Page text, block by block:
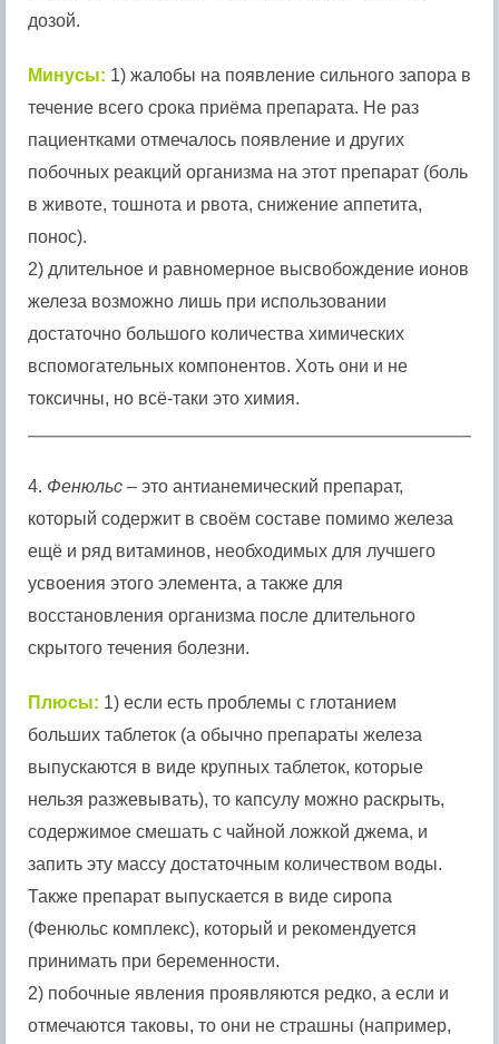
дозой.
Минусы: 1) жалобы на появление сильного запора в
течение всего срока приёма препарата. Не раз
пациентками отмечалось появление и других
побочных реакций организма на этот препарат (боль
в животе, тошнота и рвота, снижение аппетита,
понос).
2) длительное и равномерное высвобождение ионов
железа возможно лишь при использовании
достаточно большого количества химических
вспомогательных компонентов. Хоть они и не
токсичны, но всё-таки это химия.
4. Фенюльс – это антианемический препарат,
который содержит в своём составе помимо железа
ещё и ряд витаминов, необходимых для лучшего
усвоения этого элемента, а также для
восстановления организма после длительного
скрытого течения болезни.
Плюсы: 1) если есть проблемы с глотанием
больших таблеток (а обычно препараты железа
выпускаются в виде крупных таблеток, которые
нельзя разжевывать), то капсулу можно раскрыть,
содержимое смешать с чайной ложкой джема, и
запить эту массу достаточным количеством воды.
Также препарат выпускается в виде сиропа
(Фенюльс комплекс), который и рекомендуется
принимать при беременности.
2) побочные явления проявляются редко, а если и
отмечаются таковы, то они не страшны (например,